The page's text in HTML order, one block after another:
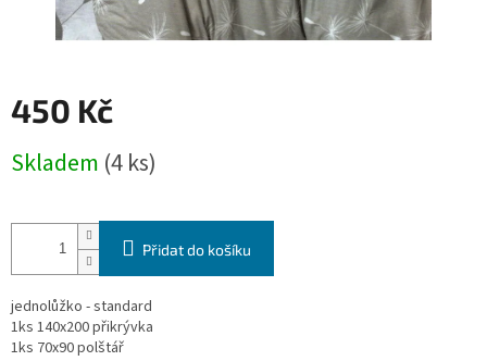
450 Kč
cena:
Skladem (4 ks)
Přidat do košíku
jednolůžko - standard
1ks 140x200 přikrývka
1ks 70x90 polštář